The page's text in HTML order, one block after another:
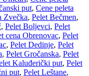
put, Cene peleta
Zvečka, Pelet Bečmen,
, Pelet Boljevci, Pelet
cena Obrenovac, Pelet
, Pelet Dedinje, Pelet
, Pelet Gročanska, Pelet
Kaluđerički put, Pelet
put, Pelet Leštane,